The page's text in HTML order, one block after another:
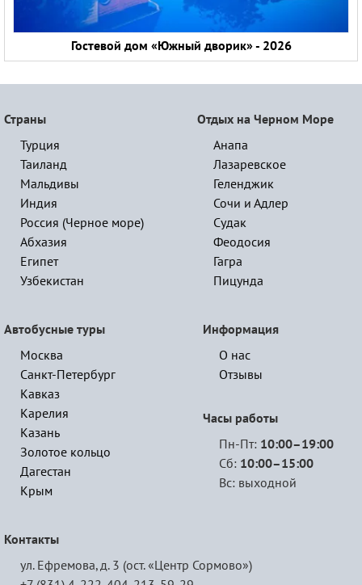
Гостевой дом «Южный дворик» - 2026
Страны
Турция
Таиланд
Мальдивы
Индия
Россия (Черное море)
Абхазия
Египет
Узбекистан
Отдых на Черном Море
Анапа
Лазаревское
Геленджик
Сочи и Адлер
Судак
Феодосия
Гагра
Пицунда
Автобусные туры
Москва
Санкт-Петербург
Кавказ
Карелия
Казань
Золотое кольцо
Дагестан
Крым
Информация
О нас
Отзывы
Часы работы
Пн-Пт: 10:00–19:00
Сб: 10:00–15:00
Вс: выходной
Контакты
ул. Ефремова, д. 3 (ост. «Центр Сормово»)